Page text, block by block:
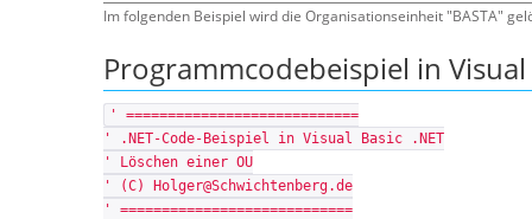
Im folgenden Beispiel wird die Organisationseinheit "BASTA"
Programmcodebeispiel in Visual
' ============================
' .NET-Code-Beispiel in Visual Basic .NET
' Löschen einer OU
' (C) Holger@Schwichtenberg.de
' ============================